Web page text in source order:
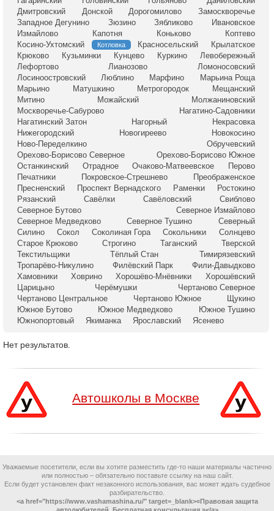
Дмитровский
Донской Дорогомилово
Замоскворечье
Западное Дегунино
Зюзино Зябликово
Ивановское
Измайлово
Капотня Коньково
Коптево
Косино-Ухтомский
Котловка Красносельский
Крылатское
Крюково
Кузьминки Кунцево Куркино
Левобережный
Лефортово
Лианозово
Ломоносовский
Лосиноостровский
Люблино Марфино
Марьина Роща
Марьино
Матушкино Метрогородок
Мещанский
Митино
Можайский
Молжаниновский
Москворечье-Сабурово
Нагатино-Садовники
Нагатинский Затон
Нагорный
Некрасовка
Нижегородский
Новогиреево
Новокосино
Ново-Переделкино
Обручевский
Орехово-Борисово Северное
Орехово-Борисово Южное
Останкинский
Отрадное Очаково-Матвеевское
Перово
Печатники
Покровское-Стрешнево
Преображенское
Пресненский
Проспект Вернадского Раменки
Ростокино
Рязанский
Савёлки Савёловский
Свиблово
Северное Бутово
Северное Измайлово
Северное Медведково
Северное Тушино
Северный
Силино
Сокол Соколиная Гора Сокольники
Солнцево
Старое Крюково
Строгино Таганский
Тверской
Текстильщики
Тёплый Стан
Тимирязевский
Тропарёво-Никулино
Филёвский Парк
Фили-Давыдково
Хамовники
Ховрино Хорошёво-Мнёвники
Хорошёвский
Царицыно
Черёмушки
Чертаново Северное
Чертаново Центральное
Чертаново Южное
Щукино
Южное Бутово
Южное Медведково
Южное Тушино
Южнопортовый
Якиманка Ярославский Ясенево
Нет результатов.
Автошколы в Москве
Уважаемые посетители, если вы хотите разместить где-то наши материалы частично
или полностью – обязательно поставьте ссылку на наш сайт.
Если будет установлен факт незаконного использования, вас может ждать судебное
разбирательство.
<a href="https://www.vashamashina.ru/" target=_blank>«Правовая защита